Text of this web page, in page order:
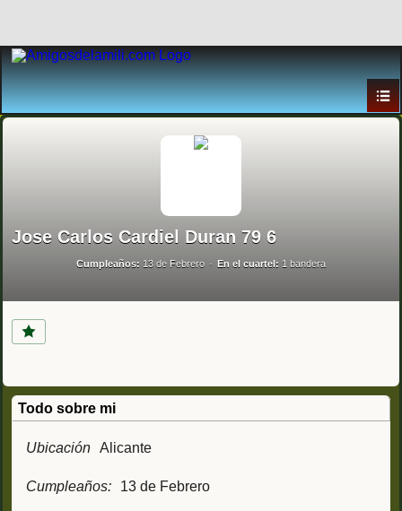
Jose Carlos Cardiel Duran 79 6
Cumpleaños: 13 de Febrero En el cuartel: 1 bandera
Todo sobre mi
Ubicación Alicante
Cumpleaños: 13 de Febrero